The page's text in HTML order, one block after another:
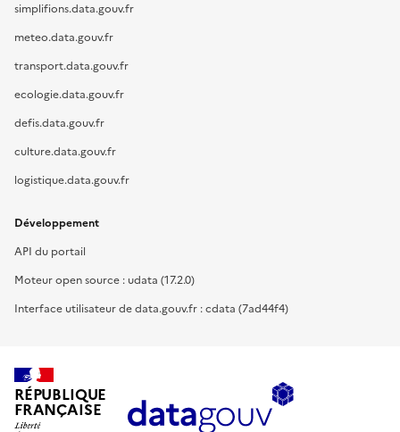
simplifions.data.gouv.fr
meteo.data.gouv.fr
transport.data.gouv.fr
ecologie.data.gouv.fr
defis.data.gouv.fr
culture.data.gouv.fr
logistique.data.gouv.fr
Développement
API du portail
Moteur open source : udata (17.2.0)
Interface utilisateur de data.gouv.fr : cdata (7ad44f4)
RÉPUBLIQUE
FRANÇAISE